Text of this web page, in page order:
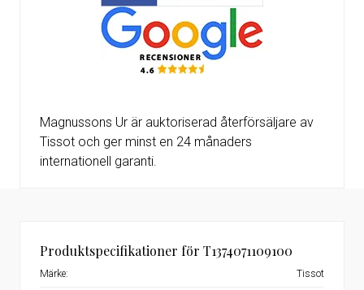
Magnussons Ur är auktoriserad återförsäljare av
Tissot och ger minst en 24 månaders
internationell garanti.
Produktspecifikationer för T1374071109100
Märke: Tissot